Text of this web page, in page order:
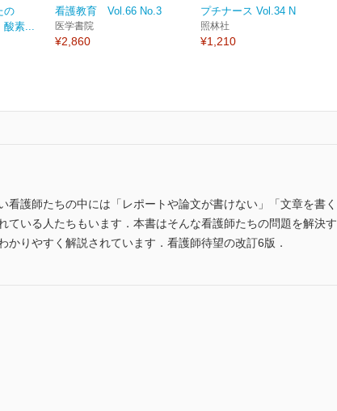
の
素...
看護教育 Vol.66 No.3
医学書院
¥2,860
プチナース Vol.34 No.7
照林社
¥1,210
護師たちの中には「レポートや論文が書けない」「文章を書く
いる人たちもいます．本書はそんな看護師たちの問題を解決す
りやすく解説されています．看護師待望の改訂6版．